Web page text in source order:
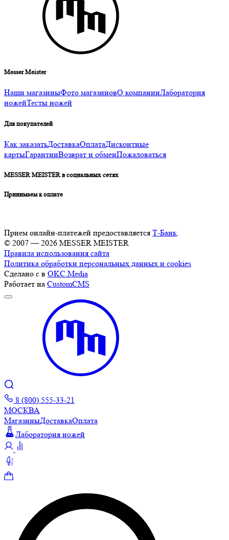
Messer Meister
Наши магазиныФото магазиновО компанииЛаборатория
ножейТесты ножей
Для покупателей
Как заказатьДоставкаОплатаДисконтные
картыГарантииВозврат и обменПожаловаться
MESSER MEISTER в социальных сетях
Принимаем к оплате
Прием онлайн-платежей предоставляется Т-Банк.
© 2007 — 2026 MESSER MEISTER
Правила использования сайта
Политика обработки персональных данных и cookies
Сделано с в OKC.Media
Работает на CustomCMS
8 (800) 555-33-21
МОСКВА
МагазиныДоставкаОплата
Лаборатория ножей